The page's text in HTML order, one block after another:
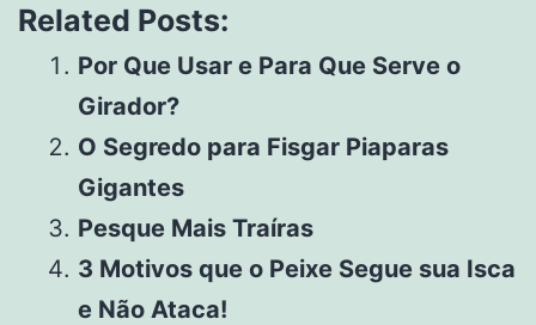
Related Posts:
Por Que Usar e Para Que Serve o
Girador?
O Segredo para Fisgar Piaparas
Gigantes
Pesque Mais Traíras
3 Motivos que o Peixe Segue sua Isca
e Não Ataca!